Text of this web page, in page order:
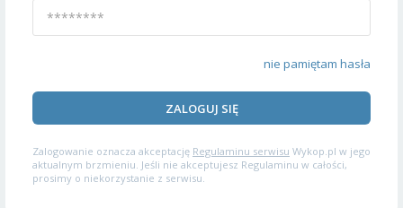
nie pamiętam hasła
ZALOGUJ SIĘ
Zalogowanie oznacza akceptację Regulaminu serwisu Wykop.pl w jego
aktualnym brzmieniu. Jeśli nie akceptujesz Regulaminu w całości,
prosimy o niekorzystanie z serwisu.